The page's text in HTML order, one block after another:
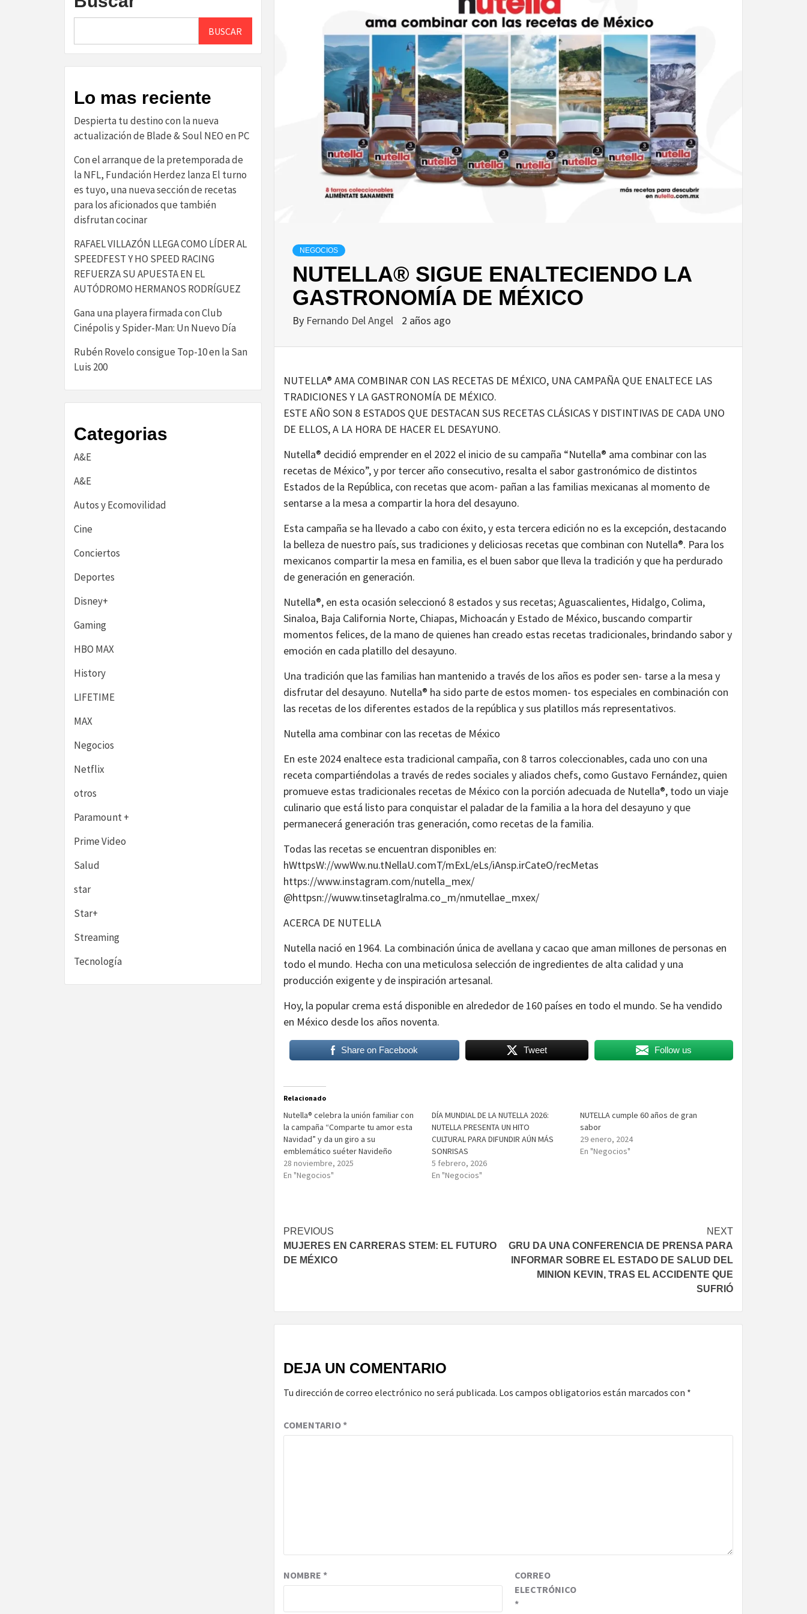
NEGOCIOS
NUTELLA® SIGUE ENALTECIENDO LA
GASTRONOMÍA DE MÉXICO
By Fernando Del Angel 2 años ago
NUTELLA® AMA COMBINAR CON LAS RECETAS DE MÉXICO, UNA CAMPAÑA QUE ENALTECE LAS
TRADICIONES Y LA GASTRONOMÍA DE MÉXICO.
ESTE AÑO SON 8 ESTADOS QUE DESTACAN SUS RECETAS CLÁSICAS Y DISTINTIVAS DE CADA UNO
DE ELLOS, A LA HORA DE HACER EL DESAYUNO.
Nutella® decidió emprender en el 2022 el inicio de su campaña “Nutella® ama combinar con las
recetas de México”, y por tercer año consecutivo, resalta el sabor gastronómico de distintos
Estados de la República, con recetas que acom- pañan a las familias mexicanas al momento de
sentarse a la mesa a compartir la hora del desayuno.
Esta campaña se ha llevado a cabo con éxito, y esta tercera edición no es la excepción, destacando
la belleza de nuestro país, sus tradiciones y deliciosas recetas que combinan con Nutella®. Para los
mexicanos compartir la mesa en familia, es el buen sabor que lleva la tradición y que ha perdurado
de generación en generación.
Nutella®, en esta ocasión seleccionó 8 estados y sus recetas; Aguascalientes, Hidalgo, Colima,
Sinaloa, Baja California Norte, Chiapas, Michoacán y Estado de México, buscando compartir
momentos felices, de la mano de quienes han creado estas recetas tradicionales, brindando sabor y
emoción en cada platillo del desayuno.
Una tradición que las familias han mantenido a través de los años es poder sen- tarse a la mesa y
disfrutar del desayuno. Nutella® ha sido parte de estos momen- tos especiales en combinación con
las recetas de los diferentes estados de la república y sus platillos más representativos.
Nutella ama combinar con las recetas de México
En este 2024 enaltece esta tradicional campaña, con 8 tarros coleccionables, cada uno con una
receta compartiéndolas a través de redes sociales y aliados chefs, como Gustavo Fernández, quien
promueve estas tradicionales recetas de México con la porción adecuada de Nutella®, todo un viaje
culinario que está listo para conquistar el paladar de la familia a la hora del desayuno y que
permanecerá generación tras generación, como recetas de la familia.
Todas las recetas se encuentran disponibles en:
hWttpsW://wwWw.nu.tNellaU.comT/mExL/eLs/iAnsp.irCateO/recMetas
https://www.instagram.com/nutella_mex/
@httpsn://wuww.tinsetaglralma.co_m/nmutellae_mxex/
ACERCA DE NUTELLA
Nutella nació en 1964. La combinación única de avellana y cacao que aman millones de personas en
todo el mundo. Hecha con una meticulosa selección de ingredientes de alta calidad y una
producción exigente y de inspiración artesanal.
Hoy, la popular crema está disponible en alrededor de 160 países en todo el mundo. Se ha vendido
en México desde los años noventa.
Share on Facebook Tweet Follow us
Relacionado
Nutella® celebra la unión familiar con
la campaña “Comparte tu amor esta
Navidad” y da un giro a su
emblemático suéter Navideño
28 noviembre, 2025
En "Negocios"
DÍA MUNDIAL DE LA NUTELLA 2026:
NUTELLA PRESENTA UN HITO
CULTURAL PARA DIFUNDIR AÚN MÁS
SONRISAS
5 febrero, 2026
En "Negocios"
NUTELLA cumple 60 años de gran
sabor
29 enero, 2024
En "Negocios"
Post
navigation
PREVIOUS
MUJERES EN CARRERAS STEM: EL FUTURO
DE MÉXICO
NEXT
GRU DA UNA CONFERENCIA DE PRENSA PARA
INFORMAR SOBRE EL ESTADO DE SALUD DEL
MINION KEVIN, TRAS EL ACCIDENTE QUE
SUFRIÓ
DEJA UN COMENTARIO
Tu dirección de correo electrónico no será publicada. Los campos obligatorios están marcados con *
COMENTARIO*
NOMBRE *
CORREO
ELECTRÓNICO
*
BUSCAR
Lo mas reciente
Despierta tu destino con la nueva
actualización de Blade & Soul NEO en PC
Con el arranque de la pretemporada de
la NFL, Fundación Herdez lanza El turno
es tuyo, una nueva sección de recetas
para los aficionados que también
disfrutan cocinar
RAFAEL VILLAZÓN LLEGA COMO LÍDER AL
SPEEDFEST Y HO SPEED RACING
REFUERZA SU APUESTA EN EL
AUTÓDROMO HERMANOS RODRÍGUEZ
Gana una playera firmada con Club
Cinépolis y Spider-Man: Un Nuevo Día
Rubén Rovelo consigue Top-10 en la San
Luis 200
Categorias
A&E
A&E
Autos y Ecomovilidad
Cine
Conciertos
Deportes
Disney+
Gaming
HBO MAX
History
LIFETIME
MAX
Negocios
Netflix
otros
Paramount +
Prime Video
Salud
star
Star+
Streaming
Tecnología